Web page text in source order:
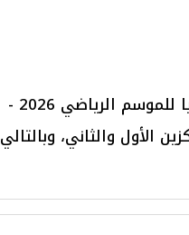
يتأهل الفارس الأبيض إلى بطولة دوري أبطال إفريقيا للموسم الرياضي 2026 -
الأول والثاني، وبالتالي